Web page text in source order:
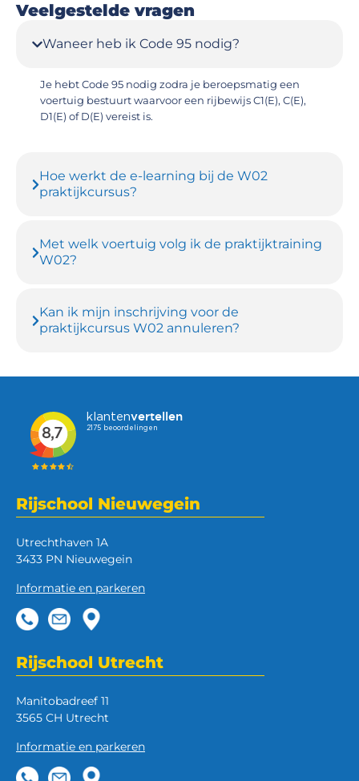
Veelgestelde vragen
Waneer heb ik Code 95 nodig?
Je hebt Code 95 nodig zodra je beroepsmatig een
voertuig bestuurt waarvoor een rijbewijs C1(E), C(E),
D1(E) of D(E) vereist is.
Hoe werkt de e-learning bij de W02
praktijkcursus?
Met welk voertuig volg ik de praktijktraining
W02?
Kan ik mijn inschrijving voor de
praktijkcursus W02 annuleren?
Rijschool Nieuwegein
Utrechthaven 1A
3433 PN Nieuwegein
Informatie en parkeren
Rijschool Utrecht
Manitobadreef 11
3565 CH Utrecht
Informatie en parkeren